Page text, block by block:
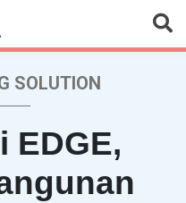
SOLUTION
EDGE,